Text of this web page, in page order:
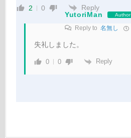
2 0
Reply
YutoriMan
Author
Reply to 名無し
失礼しました。
0 0 Reply